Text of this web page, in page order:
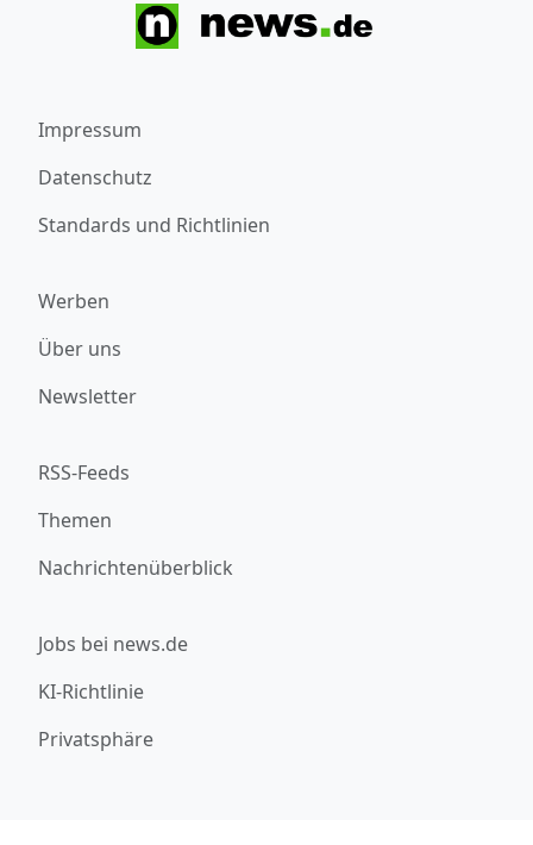
Impressum
Datenschutz
Standards und Richtlinien
Werben
Über uns
Newsletter
RSS-Feeds
Themen
Nachrichtenüberblick
Jobs bei news.de
KI-Richtlinie
Privatsphäre